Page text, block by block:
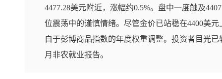
4477.28美元附近，涨幅约0.5%。盘中一度触及
位震荡中的谨慎情绪。尽管金价已站稳在4400美
自于彭博商品指数的年度权重调整。投资者目光
月非农就业报告。